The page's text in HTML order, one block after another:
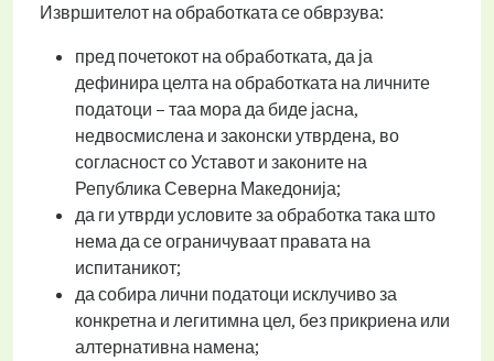
Извршителот на обработката се обврзува:
пред почетокот на обработката, да ја
дефинира целта на обработката на личните
податоци – таа мора да биде јасна,
недвосмислена и законски утврдена, во
согласност со Уставот и законите на
Република Северна Македонија;
да ги утврди условите за обработка така што
нема да се ограничуваат правата на
испитаникот;
да собира лични податоци исклучиво за
конкретна и легитимна цел, без прикриена или
алтернативна намена;